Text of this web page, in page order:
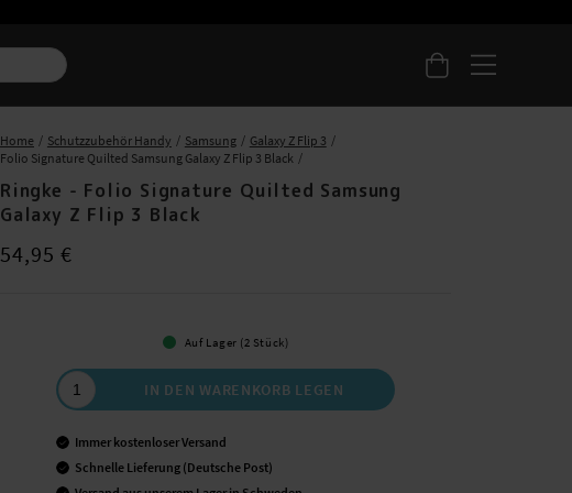
Home Schutzzubehör Handy Samsung
Galaxy Z Flip 3
Folio Signature Quilted Samsung Galaxy Z Flip 3 Black
Ringke - Folio Signature Quilted Samsung
Galaxy Z Flip 3 Black
Preis:54,95 €
54,95 €
Auf Lager (2 Stück)
IN DEN WARENKORB LEGEN
Immer kostenloser Versand
Schnelle Lieferung (Deutsche Post)